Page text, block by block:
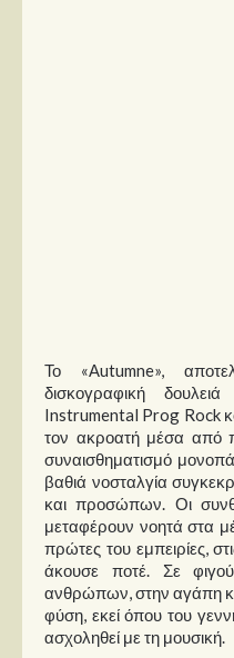
Το «Αutumne»,
δισκογραφική
Instrumental Prog Rock
τον ακροατή μέσα από
συναισθηματισμό
βαθιά νοσταλγία
και προσώπων. Οι
μεταφέρουν νοητά στα
πρώτες του εμπειρίες,
άκουσε ποτέ. Σε
ανθρώπων, στην αγάπη
φύση, εκεί όπου του
ασχοληθεί με τη μουσική.